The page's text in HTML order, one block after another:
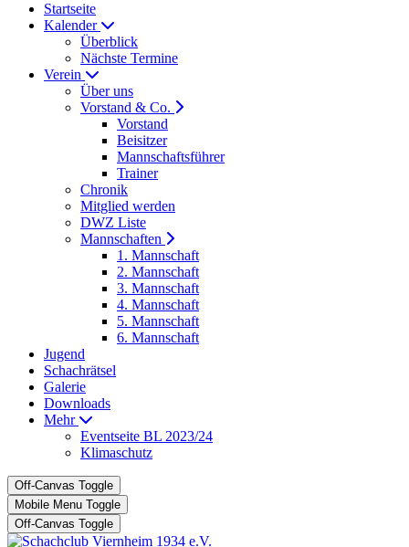
Startseite
Kalender
Überblick
Nächste Termine
Verein
Über uns
Vorstand & Co.
Vorstand
Beisitzer
Mannschaftsführer
Trainer
Chronik
Mitglied werden
DWZ Liste
Mannschaften
1. Mannschaft
2. Mannschaft
3. Mannschaft
4. Mannschaft
5. Mannschaft
6. Mannschaft
Jugend
Schachrätsel
Galerie
Downloads
Mehr
Eventseite BL 2023/24
Klimaschutz
Off-Canvas Toggle
Mobile Menu Toggle
Off-Canvas Toggle